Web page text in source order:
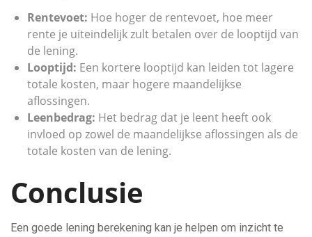
Rentevoet: Hoe hoger de rentevoet, hoe meer
rente je uiteindelijk zult betalen over de looptijd van
de lening.
Looptijd: Een kortere looptijd kan leiden tot lagere
totale kosten, maar hogere maandelijkse
aflossingen.
Leenbedrag: Het bedrag dat je leent heeft ook
invloed op zowel de maandelijkse aflossingen als de
totale kosten van de lening.
Conclusie
Een goede lening berekening kan je helpen om inzicht te